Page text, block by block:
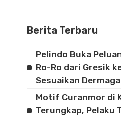
Berita Terbaru
Pelindo Buka
Ro-Ro dari Gresik
Sesuaikan
Motif Curanmor di
Terungkap, Pelaku